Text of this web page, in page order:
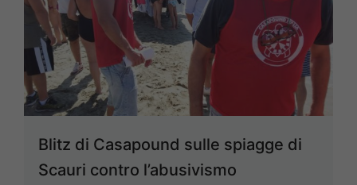
Blitz di Casapound sulle spiagge di
Scauri contro l’abusivismo